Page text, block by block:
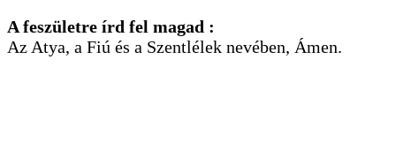
A feszületre írd fel magad :
Az Atya, a Fiú és a Szentlélek nevében, Ámen.